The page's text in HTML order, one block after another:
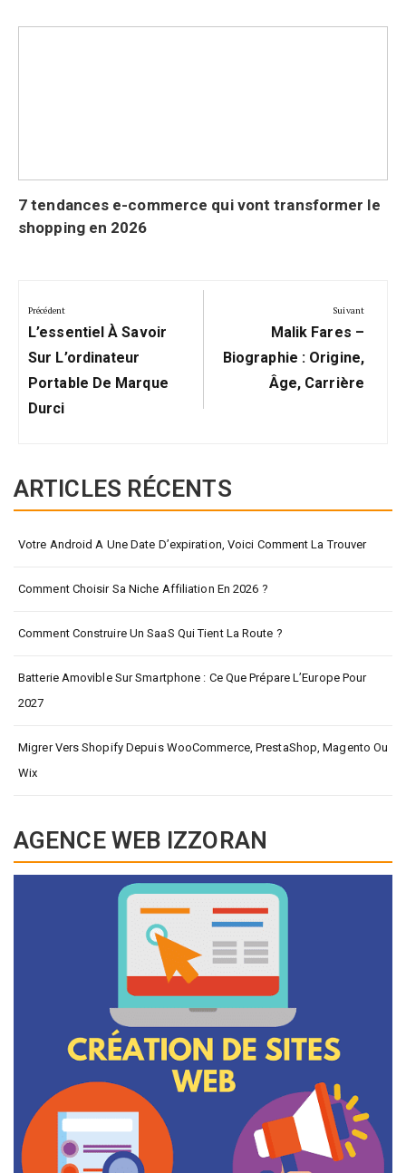
7 tendances e-commerce qui vont transformer le
shopping en 2026
de
l’article
Précédent
Précédent:
L’essentiel À Savoir
Sur L’ordinateur
Portable De Marque
Durci
Suivant
Suivant:
Malik Fares –
Biographie : Origine,
Âge, Carrière
ARTICLES RÉCENTS
Votre Android A Une Date D’expiration, Voici Comment La Trouver
Comment Choisir Sa Niche Affiliation En 2026 ?
Comment Construire Un SaaS Qui Tient La Route ?
Batterie Amovible Sur Smartphone : Ce Que Prépare L’Europe Pour
2027
Migrer Vers Shopify Depuis WooCommerce, PrestaShop, Magento Ou
Wix
AGENCE WEB IZZORAN